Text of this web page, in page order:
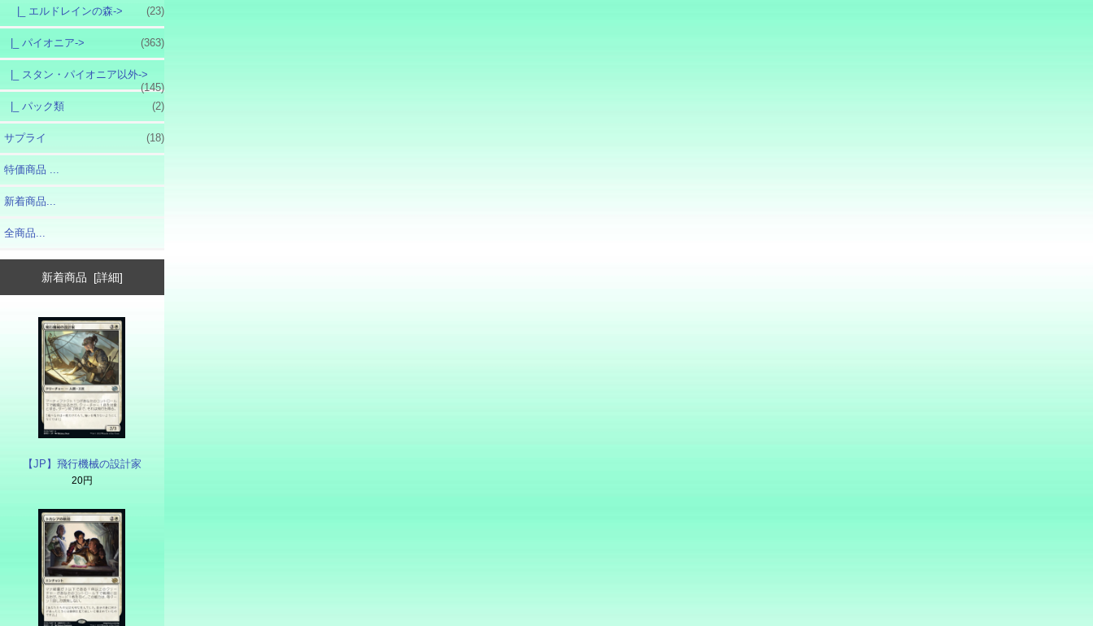
|_ エルドレインの森-> (23)
|_ パイオニア-> (363)
|_ スタン・パイオニア以外->
(145)
|_ パック類
(2)
サプライ (18)
特価商品 ...
新着商品...
全商品...
新着商品 [詳細]
【JP】飛行機械の設計家
20円